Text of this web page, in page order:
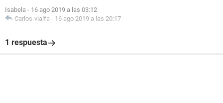
Isabela - 16 ago 2019 a las 03:12
Carlos-vialfa - 16 ago 2019 a las 20:17
1 respuesta